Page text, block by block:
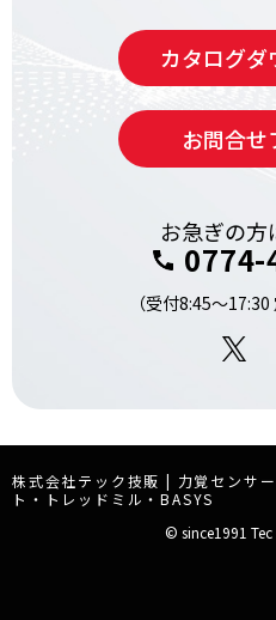
カタログダ
お問合せ
お急ぎの方
（受付8:45～17:30
© since1991
株式会社テック技販 | 力覚センサ
ト・トレッドミル・BASYS